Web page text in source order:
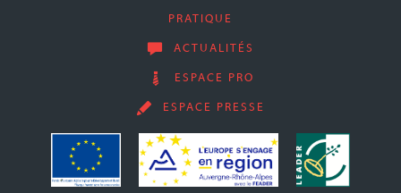
PRATIQUE
ACTUALITÉS
ESPACE PRO
ESPACE PRESSE